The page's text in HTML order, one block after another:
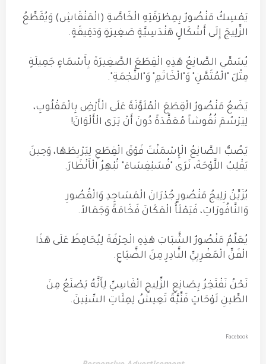
يَمْسِكُ مَنْصُورٌ بِمِطْرَقَتِهِ الْخَاصَّةِ (الْمَنْقَاشِ) وَيُقَطِّعُ
الزِّلِيجَ إِلَى أَشْكَالٍ هَنْدَسِيَّةٍ صَغِيرَةٍ وَدَقِيقَةٍ.
يُسَمِّي الصَّانِعُ هَذِهِ الْقِطَعَ الصَّغِيرَةَ بِأَسْمَاءٍ جَمِيلَةٍ
مِثْلَ "الْمُثَمَّنِ" وَ"الْخَاتَمِ" وَ"النَّجْمَةِ".
يَضَعُ مَنْصُورٌ الْقِطَعَ الْمُلَوَّنَةَ عَلَى الْأَرْضِ بِالْمَقْلُوبِ،
لِيَرْسُمَ نُقُوشاً مُعَقَّدَةً دُونَ أَنْ يَرَى الْأَلْوَانَ!
يَصُبُّ الصَّانِعُ الْإِسْمَنْتَ فَوْقَ الْقِطَعِ لِيَرْبِطَهَا، وَحِينَ
يَقْلِبُ اللَّوْحَةَ، نَرَى "فُسَيْفِسَاءَ" تُبْهِرُ الْأَنْظَارَ.
يُزَيِّنُ زِلِيجُ مَنْصُورٍ جُدْرَانَ الْمَسَاجِدِ وَالْقُصُورِ
وَالنَّافُورَاتِ، فَيَمْلَأُ الْمَكَانَ فَخَامَةً وَجَمَالاً.
يُعَلِّمُ مَنْصُورٌ الشَّبَابَ هَذِهِ الْحِرْفَةَ لِيُحَافِظَ عَلَى هَذَا
الْفَنِّ الْمَغْرِبِيِّ النَّادِرِ مِنَ الضَّيَاعِ.
نَحْنُ نَفْتَخِرُ بِصَانِعِ الزِّلِيجِ الْفَاسِيِّ لِأَنَّهُ يَصْنَعُ مِنَ
الطِّينِ لَوْحَاتٍ فَنِّيَّةً تَعِيشُ لِمِئَاتِ السِّنِينَ.
Facebook